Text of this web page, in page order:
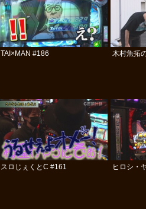
TAI×MAN #186 木村魚拓
スロじぇくとC #161 ヒロシ・